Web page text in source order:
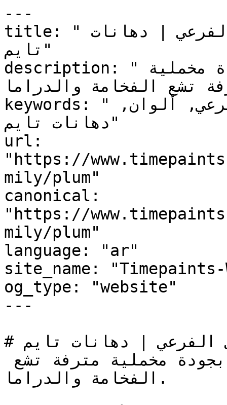
---
title: "برقوقي — التصنيف اللوني الفرعي | دهانات
تايم"
description: "أحمر-بنفسجي عميق غني بجودة مخملية
تشع الفخامة والدراما."
keywords: "برقوقي, التصنيف اللوني الفرعي, ألوان,
دهانات تايم"
url:
"https://
mily/plum"
canonical:
"https://
mily/plum"
language: "ar"
site_name:
og_type: "website"
---
# برقوقي — التصنيف اللوني الفرعي | دهانات تايم
الفخامة والدراما.